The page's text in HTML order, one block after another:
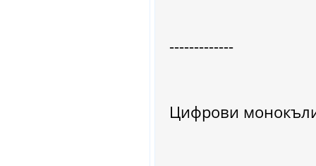
-------------
Цифрови